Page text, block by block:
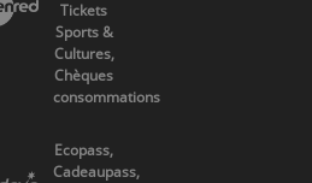
Tickets
Sports &
Cultures,
Chèques
consommations
Ecopass,
Cadeaupass,